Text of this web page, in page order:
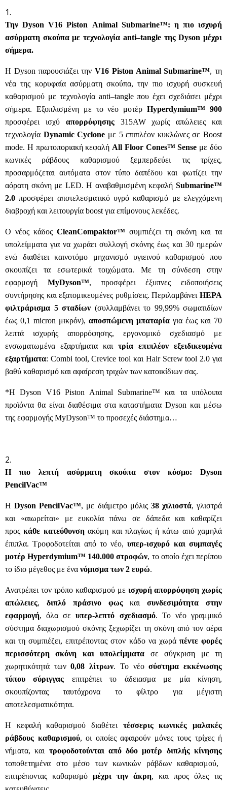
ΤηνDyson V16Piston Animal Submarine™: η πιο ισχυρή
ασύρματη σκούπα με τεχνολογία anti–tangleτηςDyson μέχρι
σήμερα.
Η Dyson παρουσιάζει την V16 Piston Animal Submarine™, τη
νέα της κορυφαία ασύρματη σκούπα, την πιο ισχυρή συσκευή
καθαρισμού με τεχνολογία anti–tangleπου έχει σχεδιάσει μέχρι
σήμερα. Εξοπλισμένη με το νέο μοτέρHyperdymium™900
προσφέρει ισχύ απορρόφησης 315AW χωρίς απώλειες και
τεχνολογία Dynamic Cyclone με 5 επιπλέον κυκλώνες σε Boost
mode. Η πρωτοποριακή κεφαλή All Floor Cones™ Sense με δύο
κωνικές ράβδους καθαρισμού ξεμπερδεύει τις τρίχες,
προσαρμόζεται αυτόματα στον τύπο δαπέδου και φωτίζει την
αόρατη σκόνη με LED. Η αναβαθμισμένη κεφαλή Submarine™
2.0 προσφέρει αποτελεσματικό υγρό καθαρισμό με ελεγχόμενη
διαβροχή και λειτουργία boost για επίμονους λεκέδες.
Ο νέος κάδος CleanCompaktor™ συμπιέζει τη σκόνη και τα
υπολείμματα για να χωράει συλλογή σκόνης έως και 30 ημερών
ενώ διαθέτει καινοτόμο μηχανισμό υγιεινού καθαρισμού που
σκουπίζει τα εσωτερικά τοιχώματα. Με τη σύνδεση στην
εφαρμογή MyDyson™, προσφέρει έξυπνες ειδοποιήσεις
συντήρησης και εξατομικευμένες ρυθμίσεις. Περιλαμβάνει HEPA
φιλτράρισμα 5 σταδίων (συλλαμβάνει το 99,99% σωματιδίων
έως 0,1 micron μικρόν), αποσπώμενη μπαταρία για έως και 70
λεπτά ισχυρής απορρόφησης, εργονομικό σχεδιασμό με
ενσωματωμένα εξαρτήματα και τρία επιπλέον εξειδικευμένα
εξαρτήματα: Combi tool, Crevice tool και Hair Screw tool 2.0 για
βαθύ καθαρισμό και αφαίρεση τριχών των κατοικίδιων σας.
*Η Dyson V16 Piston Animal Submarine™ και τα υπόλοιπα
προϊόντα θα είναι διαθέσιμα στα καταστήματα Dyson και μέσω
της εφαρμογής MyDyson™ το προσεχές διάστημα…
Hπιο λεπτή ασύρματη σκούπα στον κόσμο:
Dyson
PencilVac™
ΗDyson PencilVac™, με διάμετρο μόλις 38 χιλιοστά, γλιστρά
και «αιωρείται» με ευκολία πάνω σε δάπεδα και καθαρίζει
προςκάθε κατεύθυνσηακόμη και πλαγίως ή κάτω από χαμηλά
έπιπλα. Τροφοδοτείται από το νέο,υπερ-ισχυρό και συμπαγές
μοτέρ Hyperdymium™ 140.000 στροφών, το οποίο έχει περίπου
το ίδιο μέγεθος με ένα νόμισμα των 2 ευρώ.
Ανατρέπει τον τρόπο καθαρισμού με ισχυρή απορρόφηση χωρίς
απώλειες, διπλό πράσινο φωςκαισυνδεσιμότητα στην
εφαρμογή, όλα σευπερ-λεπτό σχεδιασμό. Το νέο γραμμικό
σύστημα διαχωρισμού σκόνης ξεχωρίζει τη σκόνη από τον αέρα
και τη συμπιέζει, επιτρέποντας στον κάδο να χωρά πέντε φορές
περισσότερη σκόνη και υπολείμματα σε σύγκριση με τη
χωρητικότητά των0,08 λίτρων. Το νέοσύστημα εκκένωσης
τύπου σύριγγας επιτρέπει το άδειασμα με μία κίνηση,
σκουπίζοντας ταυτόχρονα το φίλτρο για μέγιστη
αποτελεσματικότητα.
Η κεφαλή καθαρισμού διαθέτει τέσσερις κωνικές μαλακές
ράβδους καθαρισμού, οι οποίες αφαιρούν μόνες τους τρίχες ή
νήματα, και τροφοδοτούνται από δύο μοτέρ διπλής κίνησης
τοποθετημένα στο μέσο των κωνικών ράβδων καθαρισμού,
επιτρέποντας καθαρισμό μέχρι την άκρη, και προς όλες τις